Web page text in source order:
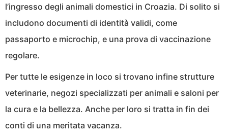
l’ingresso degli animali domestici in Croazia. Di solito si
includono documenti di identità validi, come
passaporto e microchip, e una prova di vaccinazione
regolare.
Per tutte le esigenze in loco si trovano infine strutture
veterinarie, negozi specializzati per animali e saloni per
la cura e la bellezza. Anche per loro si tratta in fin dei
conti di una meritata vacanza.